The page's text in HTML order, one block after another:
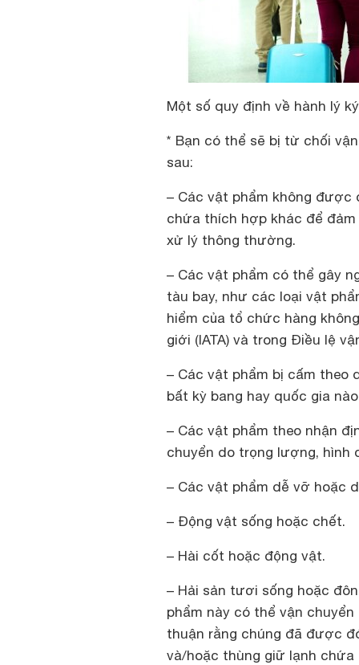
Một số quy định về hành lý
* Bạn có thể sẽ bị từ chối
sau:
– Các vật phẩm không được
chứa thích hợp khác để
xử lý thông thường.
– Các vật phẩm có thể gây
tàu bay, như các loại vật
hiểm của tổ chức hàng
giới (IATA) và trong Điều lệ
– Các vật phẩm bị cấm theo
bất kỳ bang hay quốc gia
– Các vật phẩm theo nhận
chuyển do trọng lượng, hình
– Các vật phẩm dễ vỡ hoặc
– Động vật sống hoặc chết.
– Hài cốt hoặc động vật.
– Hải sản tươi sống hoặc
phẩm này có thể vận
thuận rằng chúng đã được
và/hoặc thùng giữ lạnh